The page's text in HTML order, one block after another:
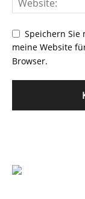
Speichern Sie
meine Website
Browser.